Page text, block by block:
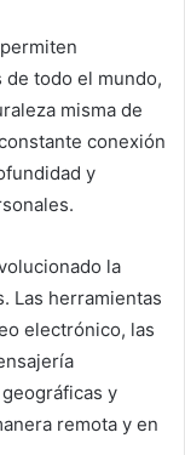
todo el mundo,
misma de
conexión
y
la
Las herramientas
electrónico, las
y
remota y en